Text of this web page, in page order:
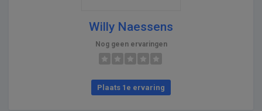
Willy Naessens
Nog geen ervaringen
Plaats 1e ervaring